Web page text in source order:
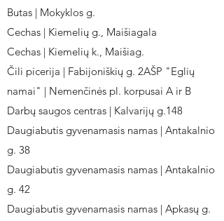
Butas | Mokyklos g.
Cechas | Kiemelių g., Maišiagala
Cechas | Kiemelių k., Maišiag.
Čili picerija | Fabijoniškių g. 2AŠP "Eglių
namai" | Nemenčinės pl. korpusai A ir B
Darbų saugos centras | Kalvarijų g.148
Daugiabutis gyvenamasis namas | Antakalnio
g. 38
Daugiabutis gyvenamasis namas | Antakalnio
g. 42
Daugiabutis gyvenamasis namas | Apkasų g.